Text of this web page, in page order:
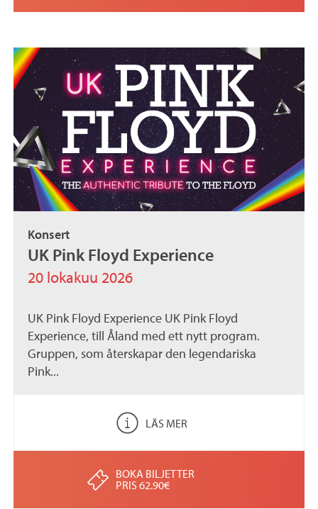
Konsert
UK Pink Floyd Experience
20 lokakuu 2026
UK Pink Floyd Experience UK Pink Floyd
Experience, till Åland med ett nytt program.
Gruppen, som återskapar den legendariska
Pink...
LÄS MER
BOKA BILJETTER
PRIS 62.90€